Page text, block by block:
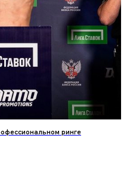
ринге